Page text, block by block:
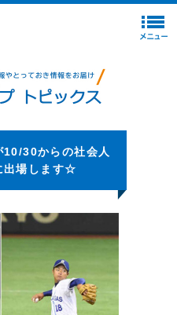
10/30からの社会人
出場します☆